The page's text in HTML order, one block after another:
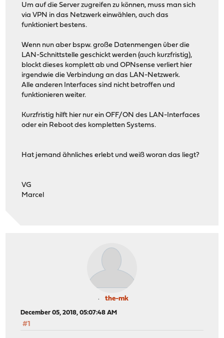
Um auf die Server zugreifen zu können, muss man sich
via VPN in das Netzwerk einwählen, auch das
funktioniert bestens.
Wenn nun aber bspw. große Datenmengen über die
LAN-Schnittstelle geschickt werden (auch kurzfristig),
blockt dieses komplett ab und OPNsense verliert hier
irgendwie die Verbindung an das LAN-Netzwerk.
Alle anderen Interfaces sind nicht betroffen und
funktionieren weiter.
Kurzfristig hilft hier nur ein OFF/ON des LAN-Interfaces
oder ein Reboot des kompletten Systems.
Hat jemand ähnliches erlebt und weiß woran das liegt?
VG
Marcel
the-mk
December 05, 2018, 05:07:48 AM
#1